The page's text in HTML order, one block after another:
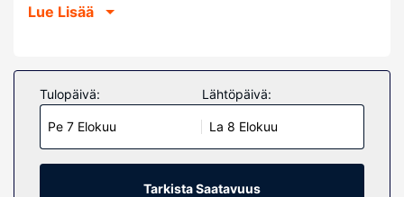
Bridge (monumentti) ja 0,4 km:n päässä kohteesta
Tässä majoituspaikassa on 44 kodikasta huonetta.
Mukavuuksiin kuuluu kaapelikanavat sekä ilmainen
langaton internetyhteys. Huoneissa on oma kylpyhuone, ja
sen varusteluun kuuluu suihku, designer-hygieniatuotteet
ja hiustenkuivaaja. Varusteluun kuuluu puhelin, työpöytä ja
Lue Lisää
Tulopäivä:
Pe 7 Elokuu
Lähtöpäivä:
La 8 Elokuu
Tarkista Saatavuus